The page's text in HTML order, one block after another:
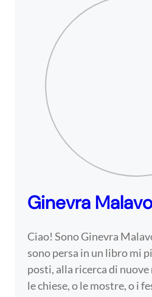
Ginevra
Ciao! Sono Ginevra
sono persa in un libro mi
posti, alla ricerca di
le chiese, o le mostre, o i